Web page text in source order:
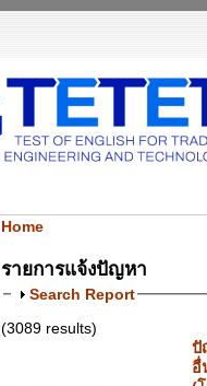
Home
รายการแจ้งปัญหา
Search Report
(3089 results)
ปั
อื่